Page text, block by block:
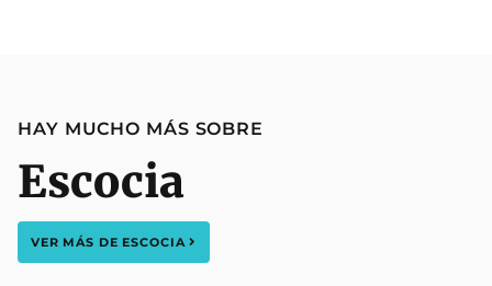
HAY MUCHO MÁS SOBRE
Escocia
VER MÁS DE ESCOCIA